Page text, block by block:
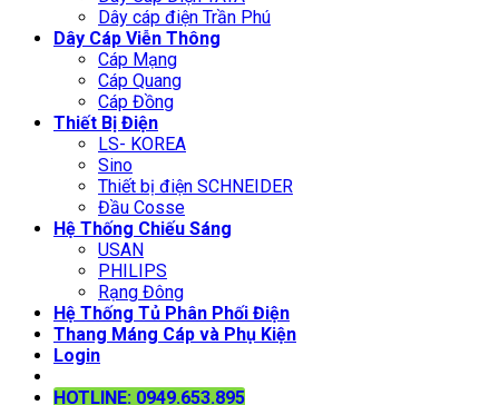
Dây cáp điện Trần Phú
Dây Cáp Viễn Thông
Cáp Mạng
Cáp Quang
Cáp Đồng
Thiết Bị Điện
LS- KOREA
Sino
Thiết bị điện SCHNEIDER
Đầu Cosse
Hệ Thống Chiếu Sáng
USAN
PHILIPS
Rạng Đông
Hệ Thống Tủ Phân Phối Điện
Thang Máng Cáp và Phụ Kiện
Login
HOTLINE: 0949.653.895